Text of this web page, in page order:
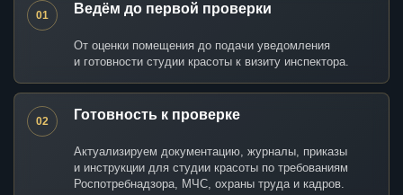
01 Ведём до первой проверки
От оценки помещения до подачи уведомления
и готовности студии красоты к визиту инспектора.
02 Готовность к проверке
Актуализируем документацию, журналы, приказы
и инструкции для студии красоты по требованиям
Роспотребнадзора, МЧС, охраны труда и кадров.